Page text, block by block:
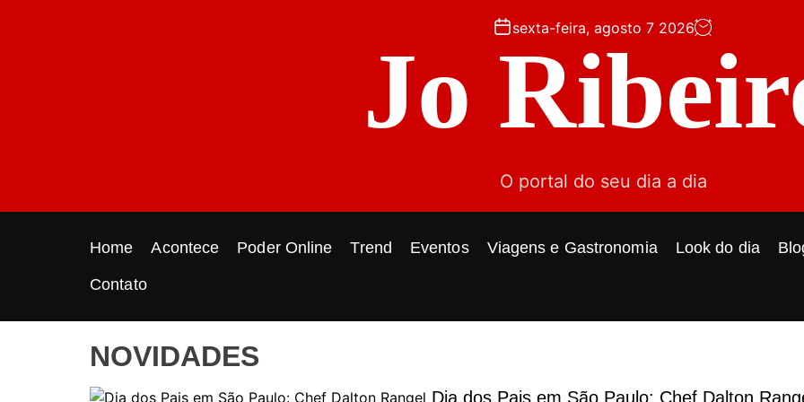
t
sexta-feira, agosto 7 2026
Jo
O portal do seu dia a dia
Home Acontece Poder Online Trend Eventos Viagens e Gastronomia Look do dia
Contato
NOVIDADES
Dia dos Pais em São Paulo: Chef Dalton